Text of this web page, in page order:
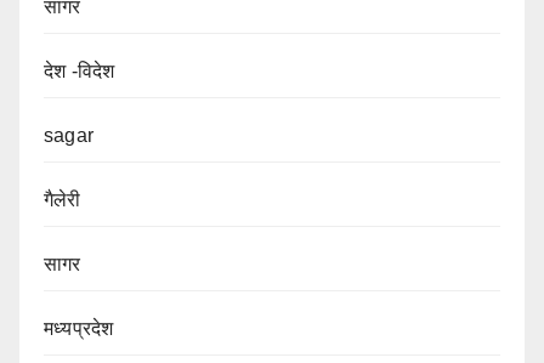
सागर
देश -विदेश
sagar
गैलेरी
सागर
मध्यप्रदेश